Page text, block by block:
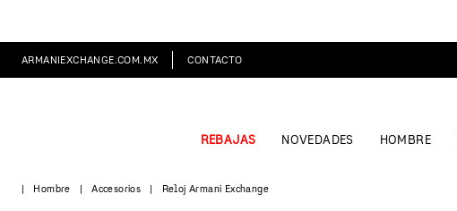
ARMANIEXCHANGE.COM.MX CONTACTO
REBAJAS NOVEDADES HOMBRE
Hombre Accesorios Reloj Armani Exchange